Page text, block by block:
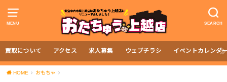
MENU SEARCH
買取について アクセス 求人募集 ウェブチラシ イベントカレンダ
HOME おもちゃ